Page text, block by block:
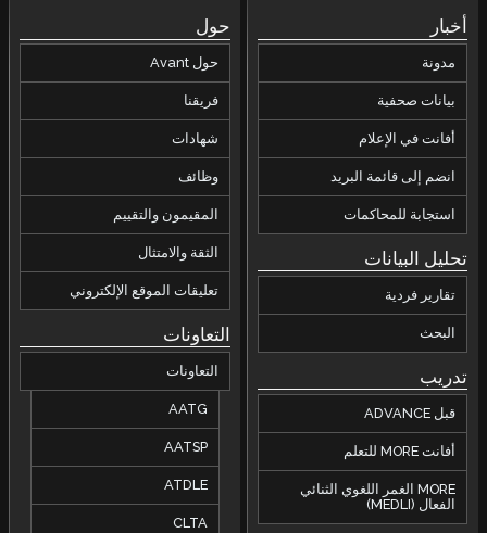
أخبار
مدونة
بيانات صحفية
أفانت في الإعلام
انضم إلى قائمة البريد
استجابة للمحاكمات
تحليل البيانات
تقارير فردية
البحث
تدريب
قبل ADVANCE
أفانت MORE للتعلم
MORE الغمر اللغوي الثنائي
الفعال (MEDLI)
حول
حول Avant
فريقنا
شهادات
وظائف
المقيمون والتقييم
الثقة والامتثال
تعليقات الموقع الإلكتروني
التعاونات
التعاونات
AATG
AATSP
ATDLE
CLTA